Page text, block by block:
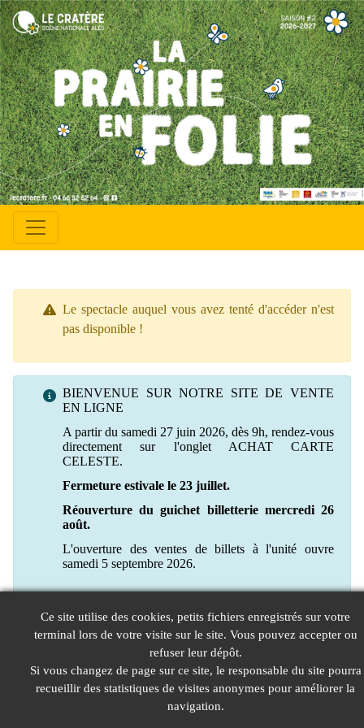
Le spectacle auquel vous avez tenté d'accéder n'est
pas disponible !
BIENVENUE SUR NOTRE SITE DE VENTE
EN LIGNE
A partir du samedi 27 juin 2026, dès 9h, rendez-vous
directement sur l'onglet ACHAT CARTE
CELESTE.
Fermeture estivale le 23 juillet.
Réouverture du guichet billetterie mercredi 26
août.
L'ouverture des ventes de billets à l'unité ouvre
samedi 5 septembre 2026.
Ce site utilise des cookies, petits fichiers enregistrés sur votre
terminal lors de votre visite sur le site. Vous pouvez accepter ou
refuser leur dépôt.
Si vous changez de page sur ce site, le responsable du site pourra
recueillir des statistiques de visites anonymes pour améliorer la
navigation.